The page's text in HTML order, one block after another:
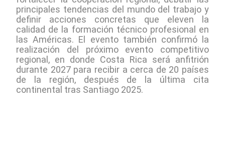
principales tendencias del mundo del trabajo y
definir acciones concretas que eleven la
calidad de la formación técnico profesional en
las Américas. El evento también confirmó la
realización del próximo evento competitivo
regional, en donde Costa Rica será anfitrión
durante 2027 para recibir a cerca de 20 países
de la región, después de la última cita
continental tras Santiago 2025.